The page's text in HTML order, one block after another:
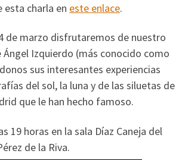
esta charla en este enlace.
de marzo disfrutaremos de nuestro
Izquierdo (más conocido como
sus interesantes experiencias
del sol, la luna y de las siluetas de
que le han hecho famoso.
19 horas en la sala Díaz Caneja del
de la Riva.